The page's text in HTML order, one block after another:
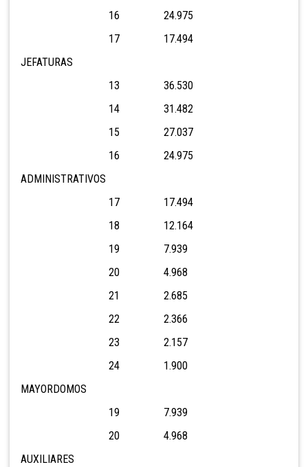
16 24.975
17 17.494
JEFATURAS
13 36.530
14 31.482
15 27.037
16 24.975
ADMINISTRATIVOS
17 17.494
18 12.164
19 7.939
20 4.968
21 2.685
22 2.366
23 2.157
24 1.900
MAYORDOMOS
19 7.939
20 4.968
AUXILIARES